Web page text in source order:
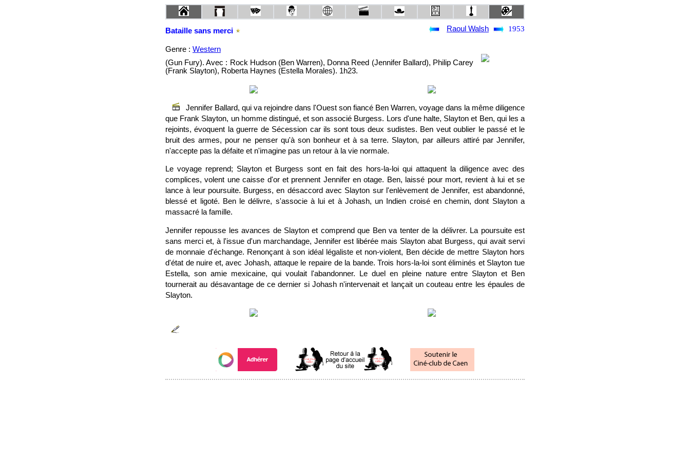
Bataille sans merci Raoul Walsh 1953
Genre : Western
(Gun Fury). Avec : Rock Hudson (Ben Warren), Donna Reed (Jennifer Ballard), Philip Carey
(Frank Slayton), Roberta Haynes (Estella Morales). 1h23.
Jennifer Ballard, qui va rejoindre dans l'Ouest son fiancé Ben Warren, voyage dans la même diligence
que Frank Slayton, un homme distingué, et son associé Burgess. Lors d'une halte, Slayton et Ben, qui les a
rejoints, évoquent la guerre de Sécession car ils sont tous deux sudistes. Ben veut oublier le passé et le
bruit des armes, pour ne penser qu'à son bonheur et à sa terre. Slayton, par ailleurs attiré par Jennifer,
n'accepte pas la défaite et n'imagine pas un retour à la vie normale.
Le voyage reprend; Slayton et Burgess sont en fait des hors-la-loi qui attaquent la diligence avec des
complices, volent une caisse d'or et prennent Jennifer en otage. Ben, laissé pour mort, revient à lui et se
lance à leur poursuite. Burgess, en désaccord avec Slayton sur l'enlèvement de Jennifer, est abandonné,
blessé et ligoté. Ben le délivre, s'associe à lui et à Johash, un Indien croisé en chemin, dont Slayton a
massacré la famille.
Jennifer repousse les avances de Slayton et comprend que Ben va tenter de la délivrer. La poursuite est
sans merci et, à l'issue d'un marchandage, Jennifer est libérée mais Slayton abat Burgess, qui avait servi
de monnaie d'échange. Renonçant à son idéal légaliste et non-violent, Ben décide de mettre Slayton hors
d'état de nuire et, avec Johash, attaque le repaire de la bande. Trois hors-la-loi sont éliminés et Slayton tue
Estella, son amie mexicaine, qui voulait l'abandonner. Le duel en pleine nature entre Slayton et Ben
tournerait au désavantage de ce dernier si Johash n'intervenait et lançait un couteau entre les épaules de
Slayton.